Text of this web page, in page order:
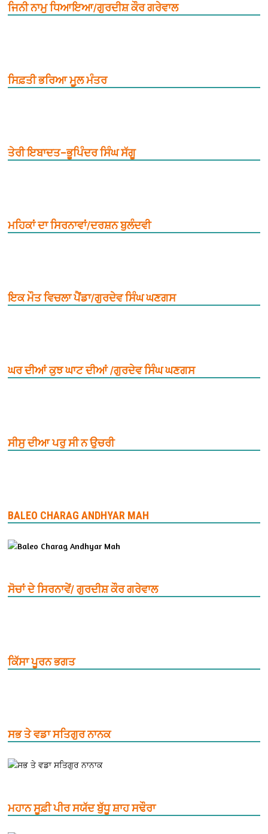
ਜਿਨੀ ਨਾਮੁ ਧਿਆਇਆ/ਗੁਰਦੀਸ਼ ਕੌਰ ਗਰੇਵਾਲ
ਸਿਫ਼ਤੀ ਭਰਿਆ ਮੂ਼ਲ ਮੰਤਰ
ਤੇਰੀ ਇਬਾਦਤ–ਭੂਪਿੰਦਰ ਸਿੰਘ ਸੱਗੂ
ਮਹਿਕਾਂ ਦਾ ਸਿਰਨਾਵਾਂ/ਦਰਸ਼ਨ ਬੁਲੰਦਵੀ
ਇਕ ਮੌਤ ਵਿਚਲਾ ਪੈਂਡਾ/ਗੁਰਦੇਵ ਸਿੰਘ ਘਣਗਸ
ਘਰ ਦੀਆਂ ਕੁਝ ਘਾਟ ਦੀਆਂ /ਗੁਰਦੇਵ ਸਿੰਘ ਘਣਗਸ
ਸੀਸੁ ਦੀਆ ਪਰੁ ਸੀ ਨ ਉਚਰੀ
BALEO CHARAG ANDHYAR MAH
ਸੋਚਾਂ ਦੇ ਸਿਰਨਾਵੇਂ/ ਗੁਰਦੀਸ਼ ਕੌਰ ਗਰੇਵਾਲ
ਕਿੱਸਾ ਪੂਰਨ ਭਗਤ
ਸਭ ਤੇ ਵਡਾ ਸਤਿਗੁਰ ਨਾਨਕ
ਮਹਾਨ ਸੂਫ਼ੀ ਪੀਰ ਸਯੱਦ ਬੁੱਧੂ ਸ਼ਾਹ ਸਢੌਰਾ